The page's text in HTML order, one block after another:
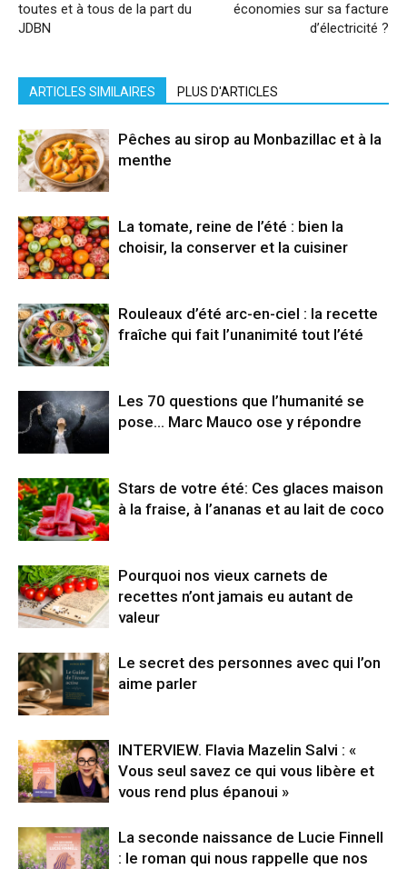
toutes et à tous de la part du
JDBN
économies sur sa facture
d’électricité ?
ARTICLES SIMILAIRES PLUS D'ARTICLES
Pêches au sirop au Monbazillac et à la
menthe
La tomate, reine de l’été : bien la
choisir, la conserver et la cuisiner
Rouleaux d’été arc-en-ciel : la recette
fraîche qui fait l’unanimité tout l’été
Les 70 questions que l’humanité se
pose… Marc Mauco ose y répondre
Stars de votre été: Ces glaces maison
à la fraise, à l’ananas et au lait de coco
Pourquoi nos vieux carnets de
recettes n’ont jamais eu autant de
valeur
Le secret des personnes avec qui l’on
aime parler
INTERVIEW. Flavia Mazelin Salvi : «
Vous seul savez ce qui vous libère et
vous rend plus épanoui »
La seconde naissance de Lucie Finnell
: le roman qui nous rappelle que nos